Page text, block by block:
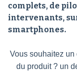
complets, de
intervenants,
smartphones.
Vous souhaitez
du produit ? un